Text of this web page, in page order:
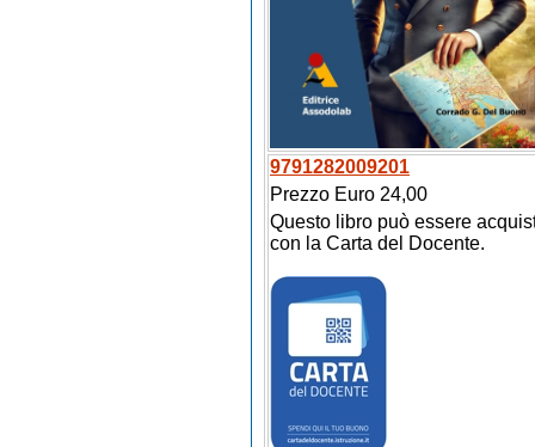
9791282009201
Prezzo Euro 24,00
Questo libro può essere
con la Carta del Docente.